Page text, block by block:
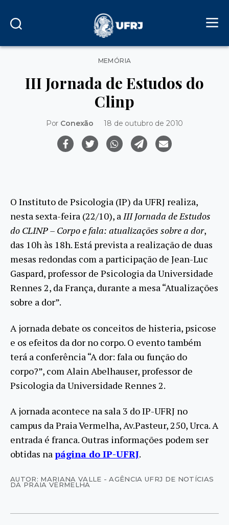
Categorias
MEMÓRIA
III Jornada de Estudos do
Clinp
Por Conexão 18 de outubro de 2010
O Instituto de Psicologia (IP) da UFRJ realiza,
nesta sexta-feira (22/10), aIII Jornada de Estudos
do CLINP – Corpo e fala: atualizações sobre a dor,
das 10h às 18h. Está prevista a realização de duas
mesas redondas com a participação de Jean-Luc
Gaspard, professor de Psicologia da Universidade
Rennes 2, da França, durante a mesa “Atualizações
sobre a dor”.
A jornada debate os conceitos de histeria, psicose
e os efeitos da dor no corpo. O evento também
terá a conferência “A dor: fala ou função do
corpo?”, com Alain Abelhauser, professor de
Psicologia da Universidade Rennes 2.
A jornada acontece na sala 3 do IP-UFRJ no
campus da Praia Vermelha, Av.Pasteur, 250, Urca. A
entrada é franca. Outras informações podem ser
obtidas napágina do IP-UFRJ.
AUTOR: MARIANA VALLE - AGÊNCIA UFRJ DE NOTÍCIAS
DA PRAIA VERMELHA